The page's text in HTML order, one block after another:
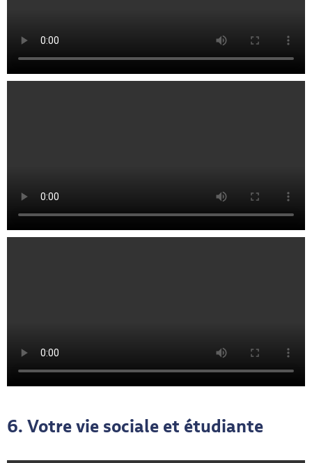
6. Votre vie sociale et étudiante